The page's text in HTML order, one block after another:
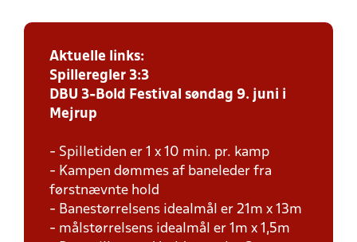
Aktuelle links:
Spilleregler 3:3
DBU 3-Bold Festival søndag 9. juni i
Mejrup
- Spilletiden er 1 x 10 min. pr. kamp
- Kampen dømmes af baneleder fra
førstnævnte hold
- Banestørrelsens idealmål er 21m x 13m
- målstørrelsens idealmål er 1m x 1,5m